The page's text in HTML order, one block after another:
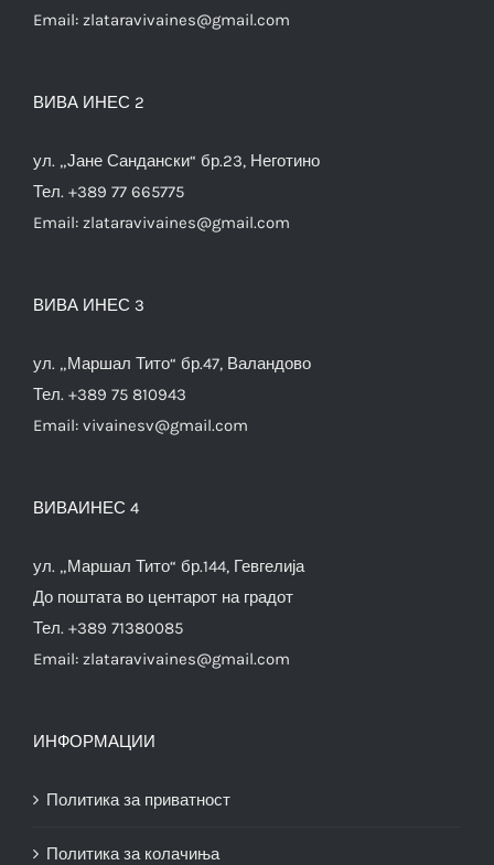
Email: zlataravivaines@gmail.com
ВИВА ИНЕС 2
ул. „Јане Сандански“ бр.23, Неготино
Тел. +389 77 665775
Email: zlataravivaines@gmail.com
ВИВА ИНЕС 3
ул. „Маршал Тито“ бр.47, Валандово
Тел. +389 75 810943
Email: vivainesv@gmail.com
ВИВАИНЕС 4
ул. „Маршал Тито“ бр.144, Гевгелија
До поштата во центарот на градот
Тел. +389 71380085
Email: zlataravivaines@gmail.com
ИНФОРМАЦИИ
Политика за приватност
Политика за колачиња